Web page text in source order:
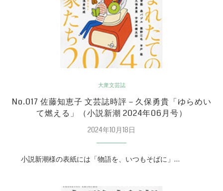
大衆文芸誌
No.017 佐藤知恵子 文芸誌時評－久保勇貴「ゆらめい
て燃える」（小説新潮 2024年06月号）
2024年10月18日
小説新潮様の表紙には「物語を、いつもそばに」…